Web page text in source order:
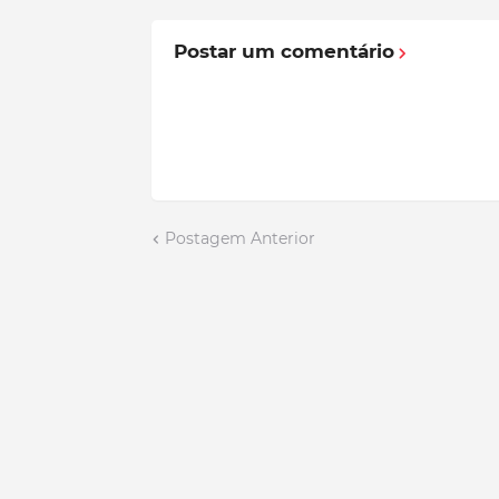
Postar um comentário
Postagem Anterior